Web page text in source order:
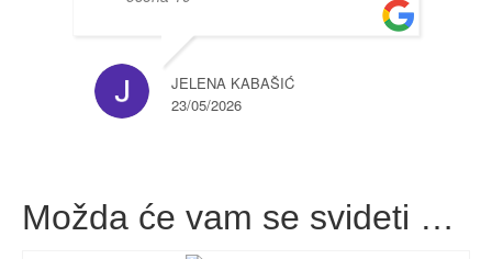
JELENA KABAŠIĆ
23/05/2026
Možda će vam se svideti …